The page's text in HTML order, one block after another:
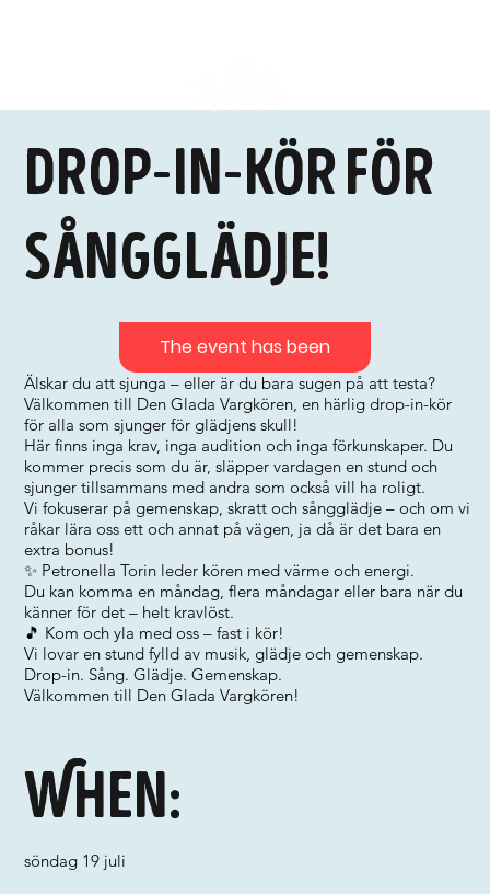
Drop-in-kör för
sångglädje!
Älskar du att sjunga – eller är du bara sugen på att testa?
Välkommen till Den Glada Vargkören, en härlig drop-in-kör
för alla som sjunger för glädjens skull!
Här finns inga krav, inga audition och inga förkunskaper. Du
kommer precis som du är, släpper vardagen en stund och
sjunger tillsammans med andra som också vill ha roligt.
Vi fokuserar på gemenskap, skratt och sångglädje – och om vi
råkar lära oss ett och annat på vägen, ja då är det bara en
extra bonus!
✨ Petronella Torin leder kören med värme och energi.
Du kan komma en måndag, flera måndagar eller bara när du
känner för det – helt kravlöst.
🎵 Kom och yla med oss – fast i kör!
Vi lovar en stund fylld av musik, glädje och gemenskap.
Drop-in. Sång. Glädje. Gemenskap.
Välkommen till Den Glada Vargkören!
When:
söndag 19 juli
The event has been